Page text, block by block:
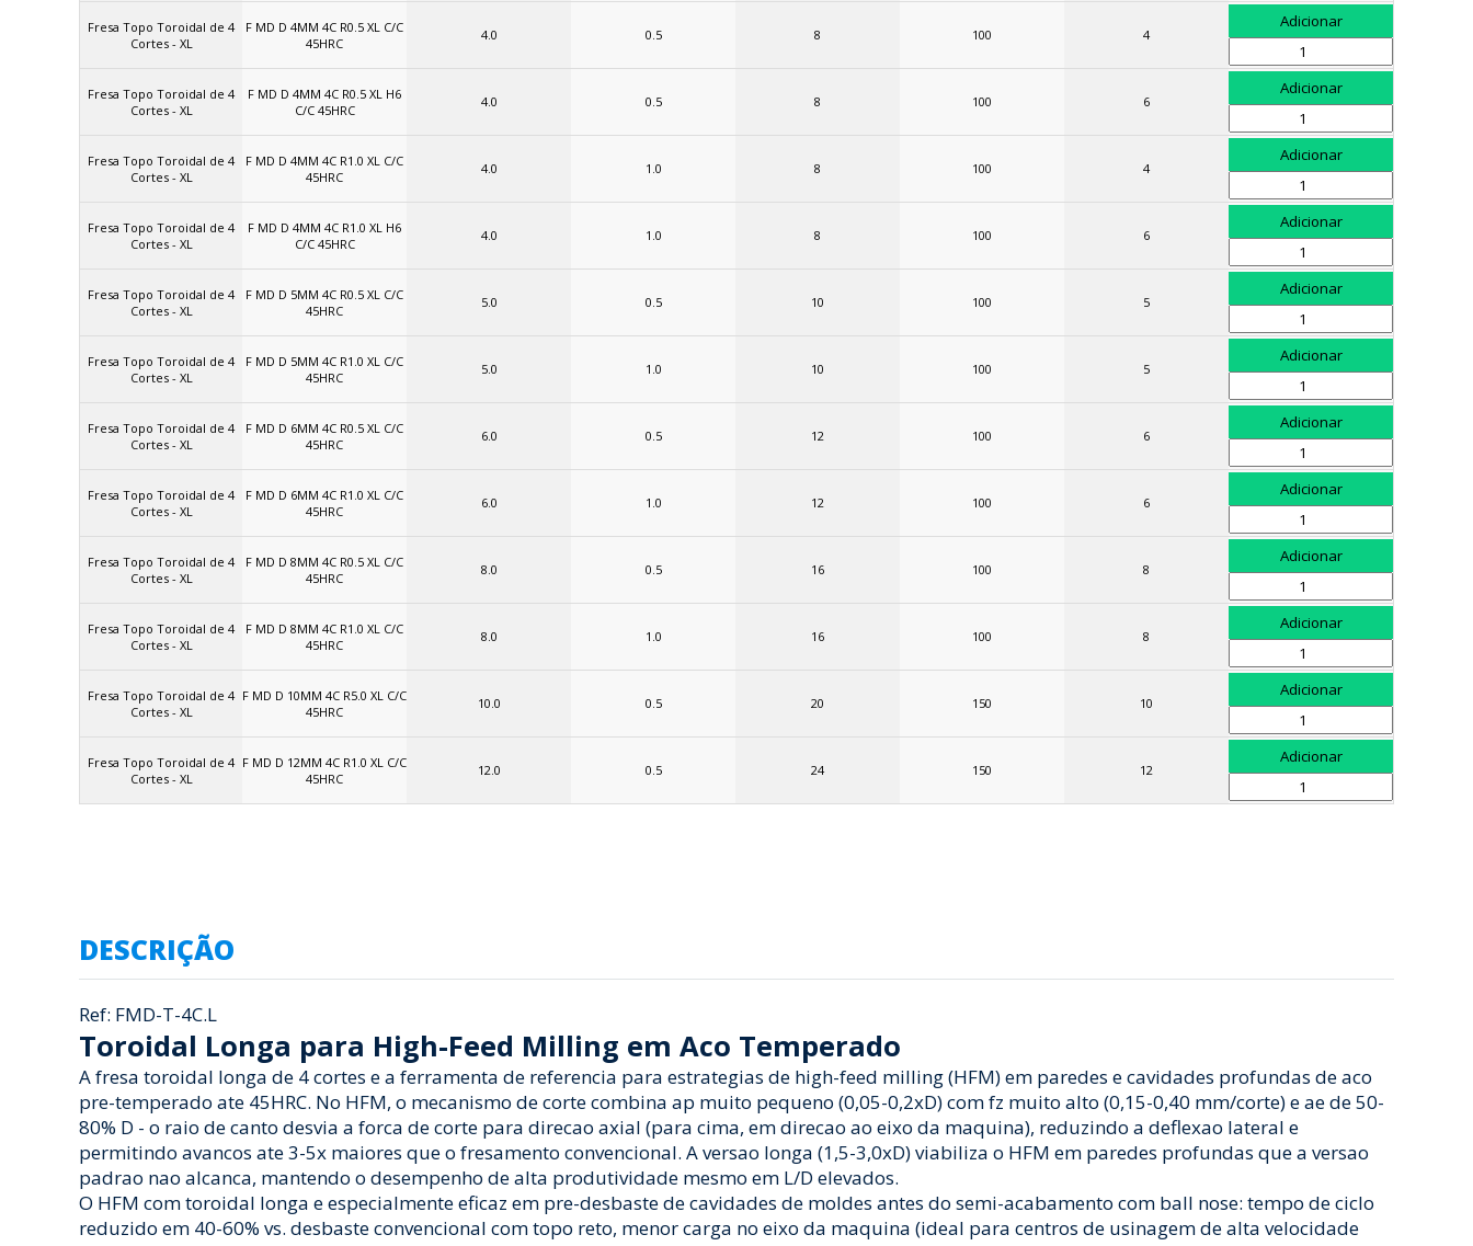
Fresa Topo Toroidal de 4
Cortes - XL
F MD D 4MM 4C R0.5 XL C/C
45HRC
4.0 0.5 8 100 4
Fresa Topo Toroidal de 4
Cortes - XL
F MD D 4MM 4C R0.5 XL H6
C/C 45HRC
4.0 0.5 8 100 6
Fresa Topo Toroidal de 4
Cortes - XL
F MD D 4MM 4C R1.0 XL C/C
45HRC
4.0 1.0 8 100 4
Fresa Topo Toroidal de 4
Cortes - XL
F MD D 4MM 4C R1.0 XL H6
C/C 45HRC
4.0 1.0 8 100 6
Fresa Topo Toroidal de 4
Cortes - XL
F MD D 5MM 4C R0.5 XL C/C
45HRC
5.0 0.5 10 100 5
Fresa Topo Toroidal de 4
Cortes - XL
F MD D 5MM 4C R1.0 XL C/C
45HRC
5.0 1.0 10 100 5
Fresa Topo Toroidal de 4
Cortes - XL
F MD D 6MM 4C R0.5 XL C/C
45HRC
6.0 0.5 12 100 6
Fresa Topo Toroidal de 4
Cortes - XL
F MD D 6MM 4C R1.0 XL C/C
45HRC
6.0 1.0 12 100 6
Fresa Topo Toroidal de 4
Cortes - XL
F MD D 8MM 4C R0.5 XL C/C
45HRC
8.0 0.5 16 100 8
Fresa Topo Toroidal de 4
Cortes - XL
F MD D 8MM 4C R1.0 XL C/C
45HRC
8.0 1.0 16 100 8
Fresa Topo Toroidal de 4
Cortes - XL
F MD D 10MM 4C R5.0 XL C/C
45HRC
10.0 0.5 20 150 10
Fresa Topo Toroidal de 4
Cortes - XL
F MD D 12MM 4C R1.0 XL C/C
45HRC
12.0 0.5 24 150 12
DESCRIÇÃO
Ref: FMD-T-4C.L
Toroidal Longa para High-Feed Milling em Aco Temperado
A fresa toroidal longa de 4 cortes e a ferramenta de referencia para estrategias de high-feed milling (HFM) em paredes e cavidades profundas de aco
pre-temperado ate 45HRC. No HFM, o mecanismo de corte combina ap muito pequeno (0,05-0,2xD) com fz muito alto (0,15-0,40 mm/corte) e ae de 50-
80% D - o raio de canto desvia a forca de corte para direcao axial (para cima, em direcao ao eixo da maquina), reduzindo a deflexao lateral e
permitindo avancos ate 3-5x maiores que o fresamento convencional. A versao longa (1,5-3,0xD) viabiliza o HFM em paredes profundas que a versao
padrao nao alcanca, mantendo o desempenho de alta produtividade mesmo em L/D elevados.
O HFM com toroidal longa e especialmente eficaz em pre-desbaste de cavidades de moldes antes do semi-acabamento com ball nose: tempo de ciclo
reduzido em 40-60% vs. desbaste convencional com topo reto, menor carga no eixo da maquina (ideal para centros de usinagem de alta velocidade